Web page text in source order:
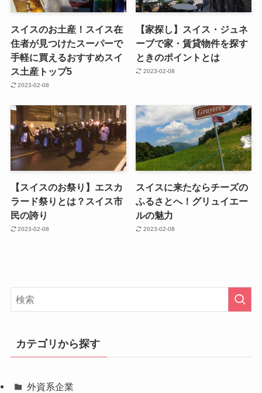
スイスのお土産！スイス在
住者が見つけたスーパーで
手軽に買えるおすすめスイ
ス土産トップ5
2023-02-08
【家探し】スイス・ジュネ
ーブで家・賃貸物件を探す
ときのポイントとは
2023-02-08
【スイスのお祭り】エスカ
ラード祭りとは？スイス市
民の誇り
2023-02-08
スイスに来たならチーズの
ふるさとへ！グリュイエー
ルの魅力
2023-02-08
カテゴリから探す
外資系企業